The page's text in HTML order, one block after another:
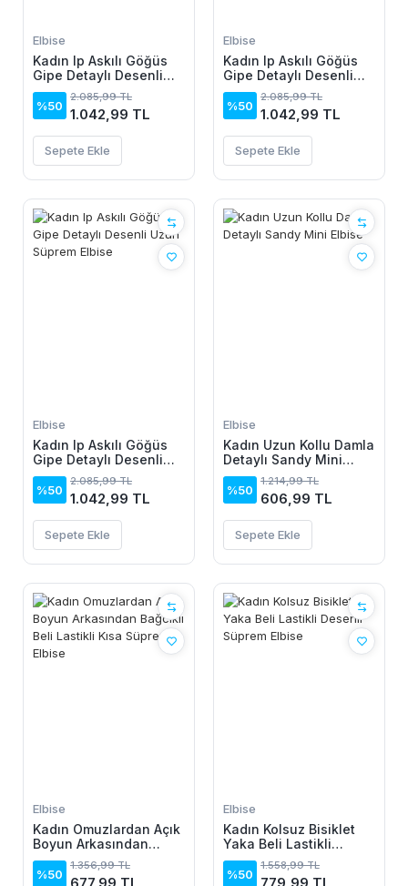
Elbise
Kadın Ip Askılı Göğüs
Gipe Detaylı Desenli
Uzun Süprem Elbise
%50
2.085,99 TL
1.042,99 TL
Sepete Ekle
Elbise
Kadın Ip Askılı Göğüs
Gipe Detaylı Desenli
Uzun Süprem Elbise
%50
2.085,99 TL
1.042,99 TL
Sepete Ekle
Elbise
Kadın Ip Askılı Göğüs
Gipe Detaylı Desenli
Uzun Süprem Elbise
%50
2.085,99 TL
1.042,99 TL
Sepete Ekle
Elbise
Kadın Uzun Kollu Damla
Detaylı Sandy Mini
Elbise
%50
1.214,99 TL
606,99 TL
Sepete Ekle
Elbise
Kadın Omuzlardan Açık
Boyun Arkasından
Bağcıklı Beli Lastikli
Kısa Süprem Elbise
%50
1.356,99 TL
Elbise
Kadın Kolsuz Bisiklet
Yaka Beli Lastikli
Desenli Süprem Elbise
%50
1.558,99 TL